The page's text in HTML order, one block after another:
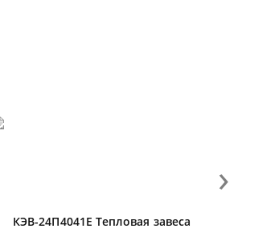
КЭВ-24П4041E Тепловая завеса
›